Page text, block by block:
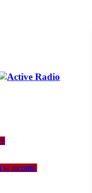
raconte.